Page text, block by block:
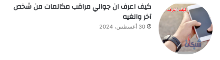
كيف اعرف ان جوالي مراقب مكالمات من شخص
آخر والغيه
30 أغسطس، 2024